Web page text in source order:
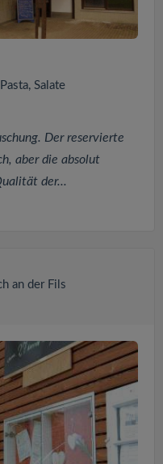
Salate
Der reservierte
aber die absolut
der...
an der Fils